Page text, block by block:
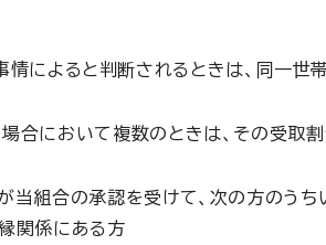
よると判断されるときは、
場合において複数のときは、その受取
組合の承認を受けて、次の方のう
関係にある方